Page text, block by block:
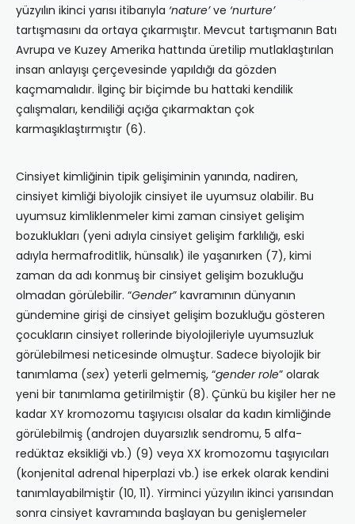
yüzyılın ikinci yarısı itibarıyla ‘nature’ve ‘nurture’
tartışmasını da ortaya çıkarmıştır. Mevcut tartışmanın Batı
Avrupa ve Kuzey Amerika hattında üretilip mutlaklaştırılan
insan anlayışı çerçevesinde yapıldığı da gözden
kaçmamalıdır. İlginç bir biçimde bu hattaki kendilik
çalışmaları, kendiliği açığa çıkarmaktan çok
karmaşıklaştırmıştır (6).
Cinsiyet kimliğinin tipik gelişiminin yanında, nadiren,
cinsiyet kimliği biyolojik cinsiyet ile uyumsuz olabilir. Bu
uyumsuz kimliklenmeler kimi zaman cinsiyet gelişim
bozuklukları (yeni adıyla cinsiyet gelişim farklılığı, eski
adıyla hermafroditlik, hünsalık) ile yaşanırken (7), kimi
zaman da adı konmuş bir cinsiyet gelişim bozukluğu
olmadan görülebilir. “Gender” kavramının dünyanın
gündemine girişi de cinsiyet gelişim bozukluğu gösteren
çocukların cinsiyet rollerinde biyolojileriyle uyumsuzluk
görülebilmesi neticesinde olmuştur. Sadece biyolojik bir
tanımlama (sex) yeterli gelmemiş, “gender role” olarak
yeni bir tanımlama getirilmiştir (8). Çünkü bu kişiler her ne
kadar XY kromozomu taşıyıcısı olsalar da kadın kimliğinde
görülebilmiş (androjen duyarsızlık sendromu, 5 alfa-
redüktaz eksikliği vb.) (9) veya XX kromozomu taşıyıcıları
(konjenital adrenal hiperplazi vb.) ise erkek olarak kendini
tanımlayabilmiştir (10, 11). Yirminci yüzyılın ikinci yarısından
sonra cinsiyet kavramında başlayan bu genişlemeler